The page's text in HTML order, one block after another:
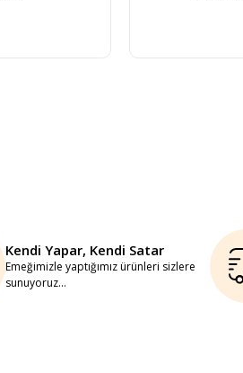
Kendi Yapar, Kendi Satar
Emeğimizle yaptığımız ürünleri sizlere
sunuyoruz...